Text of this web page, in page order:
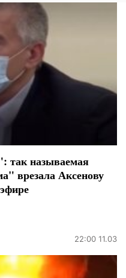
так называемая
врезала Аксенову
22:00 11.03